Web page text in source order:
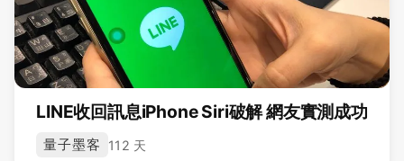
LINE收回訊息iPhone Siri破解 網友實測成功
量子墨客 112 天